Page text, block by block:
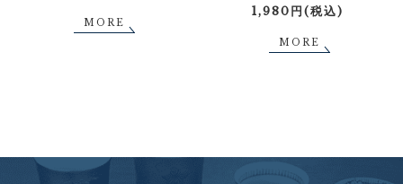
MORE
1,980円(税込)
MORE